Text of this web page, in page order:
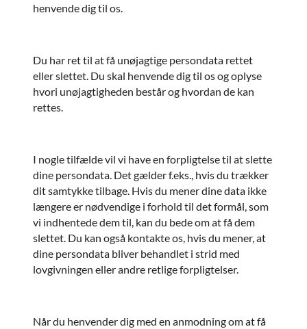
henvende dig til os.
Du har ret til at få unøjagtige persondata rettet
eller slettet. Du skal henvende dig til os og oplyse
hvori unøjagtigheden består og hvordan de kan
rettes.
I nogle tilfælde vil vi have en forpligtelse til at slette
dine persondata. Det gælder f.eks., hvis du trækker
dit samtykke tilbage. Hvis du mener dine data ikke
længere er nødvendige i forhold til det formål, som
vi indhentede dem til, kan du bede om at få dem
slettet. Du kan også kontakte os, hvis du mener, at
dine persondata bliver behandlet i strid med
lovgivningen eller andre retlige forpligtelser.
Når du henvender dig med en anmodning om at få